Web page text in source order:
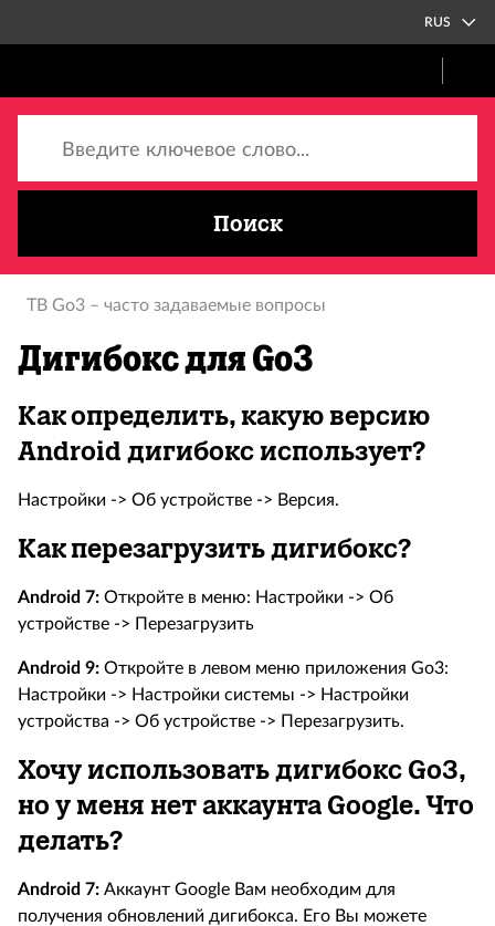
RUS
Поиск
TB Go3 – часто задаваемые вопросы
Дигибокс для Go3
Как определить, какую версию
Android дигибокс использует?
Настройки -> Об устройстве -> Версия.
Как перезагрузить дигибокс?
Android 7: Откройте в меню: Настройки -> Об
устройстве -> Перезагрузить
Android 9: Откройте в левом меню приложения Go3:
Настройки -> Настройки системы -> Настройки
устройства -> Об устройстве -> Перезагрузить.
Хочу использовать дигибокс Go3,
но у меня нет аккаунта Google. Что
делать?
Android 7: Аккаунт Google Вам необходим для
получения обновлений дигибокса. Его Вы можете